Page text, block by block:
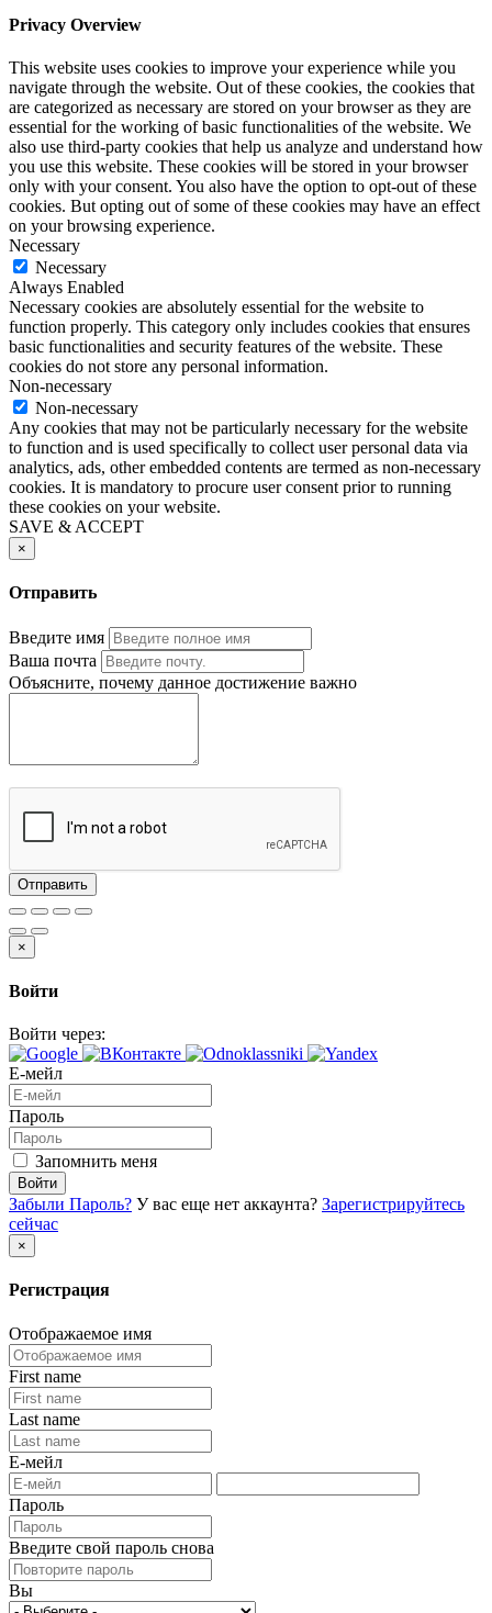
Privacy Overview
This website uses cookies to improve your experience while you
navigate through the website. Out of these cookies, the cookies that
are categorized as necessary are stored on your browser as they are
essential for the working of basic functionalities of the website. We
also use third-party cookies that help us analyze and understand how
you use this website. These cookies will be stored in your browser
only with your consent. You also have the option to opt-out of these
cookies. But opting out of some of these cookies may have an effect
on your browsing experience.
Necessary
Necessary
Always Enabled
Necessary cookies are absolutely essential for the website to
function properly. This category only includes cookies that ensures
basic functionalities and security features of the website. These
cookies do not store any personal information.
Non-necessary
Non-necessary
Any cookies that may not be particularly necessary for the website
to function and is used specifically to collect user personal data via
analytics, ads, other embedded contents are termed as non-necessary
cookies. It is mandatory to procure user consent prior to running
these cookies on your website.
SAVE & ACCEPT
×
Отправить
Введите имя
Ваша почта
Объясните, почему данное достижение важно
Отправить
×
Войти
Войти через:
Е-мейл
Пароль
Запомнить меня
Войти
Забыли Пароль? У вас еще нет аккаунта? Зарегистрируйтесь
сейчас
×
Регистрация
Отображаемое имя
First name
Last name
Е-мейл
Пароль
Введите свой пароль снова
Вы